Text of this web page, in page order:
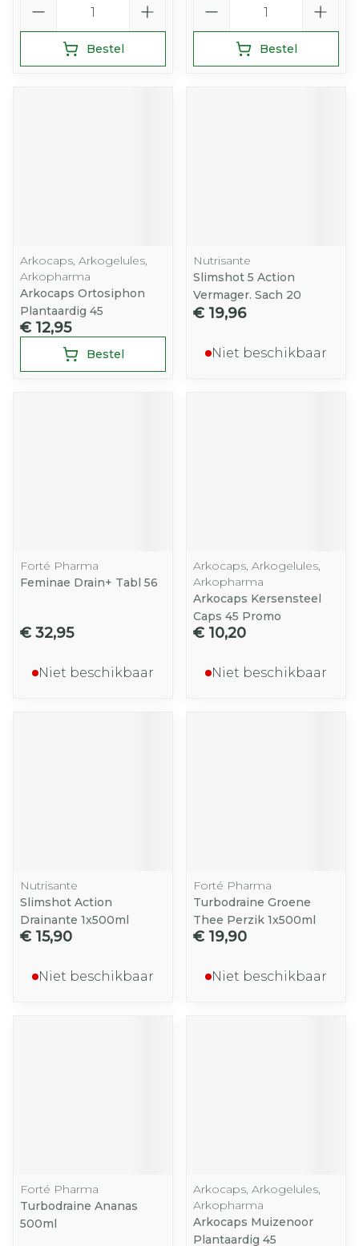
Bestel Bestel
Arkocaps, Arkogelules,
Arkopharma
Arkocaps Ortosiphon
Plantaardig 45
€ 12,95
Bestel
Nutrisante
Slimshot 5 Action
Vermager. Sach 20
€ 19,96
Niet beschikbaar
Forté Pharma
Feminae Drain+ Tabl 56
€ 32,95
Niet beschikbaar
Arkocaps, Arkogelules,
Arkopharma
Arkocaps Kersensteel
Caps 45 Promo
€ 10,20
Niet beschikbaar
Nutrisante
Slimshot Action
Drainante 1x500ml
€ 15,90
Niet beschikbaar
Forté Pharma
Turbodraine Groene
Thee Perzik 1x500ml
€ 19,90
Niet beschikbaar
Forté Pharma
Turbodraine Ananas
500ml
Arkocaps, Arkogelules,
Arkopharma
Arkocaps Muizenoor
Plantaardig 45